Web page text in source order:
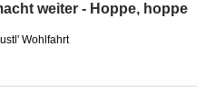
weiter - Hoppe, hoppe
Wohlfahrt